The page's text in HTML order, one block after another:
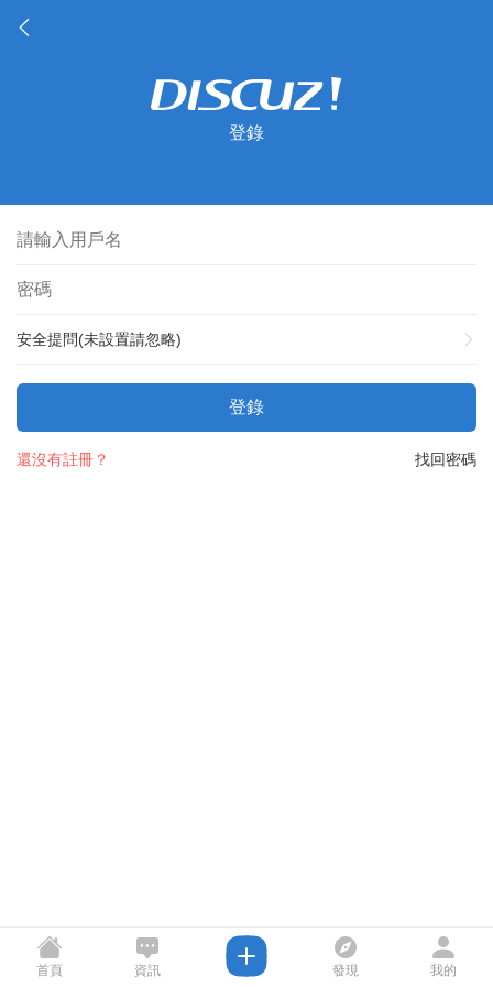
登錄
安全提問(未設置請忽略)
登錄
找回密碼
還沒有註冊？
首頁 資訊 發現 我的